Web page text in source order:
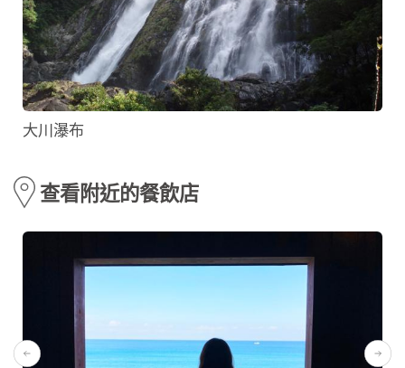
大川瀑布
查看附近的餐飲店